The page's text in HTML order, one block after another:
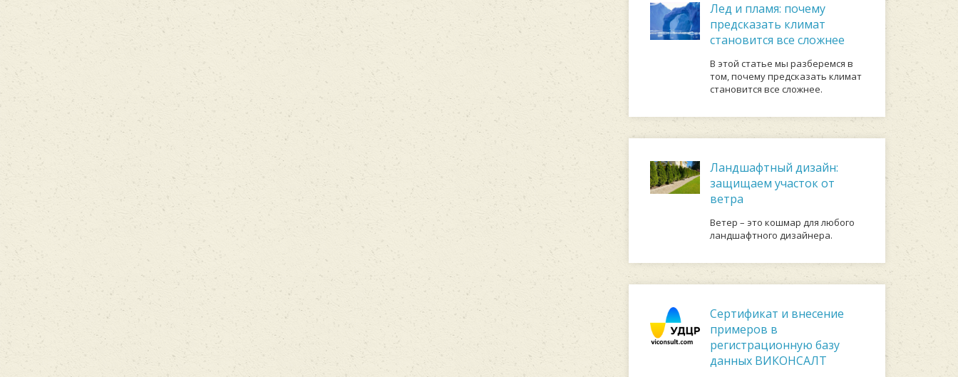
Лед и пламя: почему
предсказать климат
становится все сложнее
В этой статье мы разберемся в
том, почему предсказать климат
становится все сложнее.
Ландшафтный дизайн:
защищаем участок от
ветра
Ветер – это кошмар для любого
ландшафтного дизайнера.
Сертификат и внесение
примеров в
регистрационную базу
данных ВИКОНСАЛТ